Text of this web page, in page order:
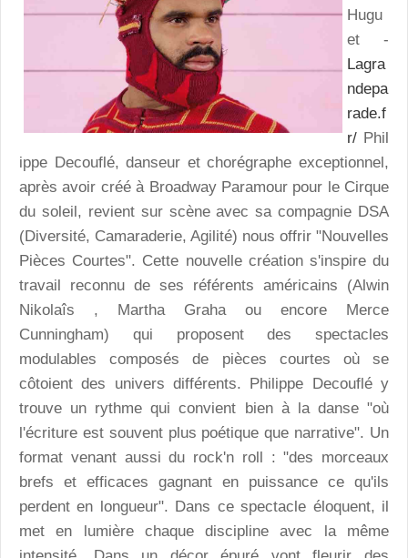
Hugu
et -
Lagra
ndepa
rade.f
r/ Phil
ippe Decouflé, danseur et chorégraphe exceptionnel,
après avoir créé à Broadway Paramour pour le Cirque
du soleil, revient sur scène avec sa compagnie DSA
(Diversité, Camaraderie, Agilité) nous offrir "Nouvelles
Pièces Courtes". Cette nouvelle création s'inspire du
travail reconnu de ses référents américains (Alwin
Nikolaîs , Martha Graha ou encore Merce
Cunningham) qui proposent des spectacles
modulables composés de pièces courtes où se
côtoient des univers différents. Philippe Decouflé y
trouve un rythme qui convient bien à la danse "où
l'écriture est souvent plus poétique que narrative". Un
format venant aussi du rock'n roll : "des morceaux
brefs et efficaces gagnant en puissance ce qu'ils
perdent en longueur". Dans ce spectacle éloquent, il
met en lumière chaque discipline avec la même